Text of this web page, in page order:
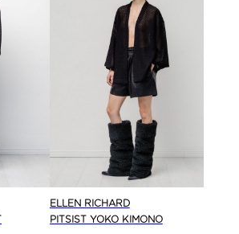
ELLEN RICHARD
PITSIST YOKO KIMONO